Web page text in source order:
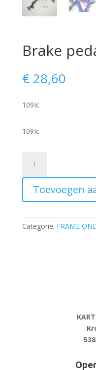
Brake
€28,60
109Ic
109Ic
pedal
-
aantal
Toevoegen
Categorie: FRAME